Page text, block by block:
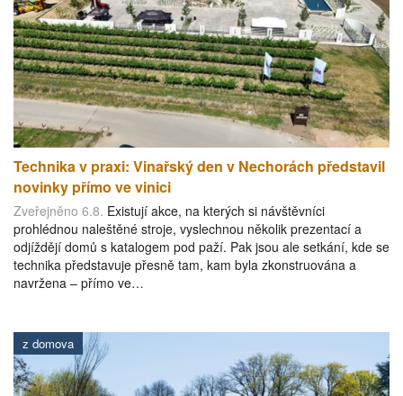
Technika v praxi: Vinařský den v Nechorách představil
novinky přímo ve vinici
Zveřejněno 6.8. Existují akce, na kterých si návštěvníci
prohlédnou naleštěné stroje, vyslechnou několik prezentací a
odjíždějí domů s katalogem pod paží. Pak jsou ale setkání, kde se
technika představuje přesně tam, kam byla zkonstruována a
navržena – přímo ve…
z domova